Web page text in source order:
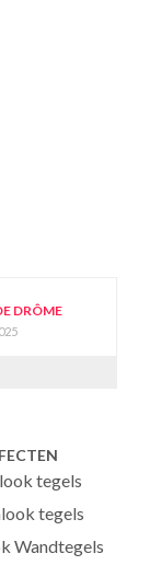
DRÔME
tegels
tegels
Wandtegels